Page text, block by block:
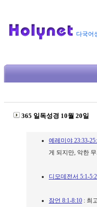
다국어
365 일독성경 10월 20일
예레미야 23:33-
게 되지만, 악한
디모데전서 5:1-
잠언 8:1-8:10 : 최